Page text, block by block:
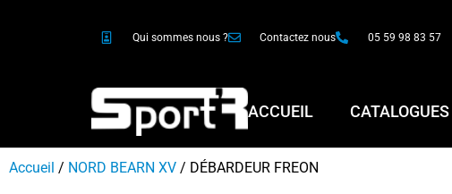
Qui sommes nous ? Contactez nous 05 59 98 83 57
ACCUEIL CATALOGUES
Accueil / NORD BEARN XV / DÉBARDEUR FREON